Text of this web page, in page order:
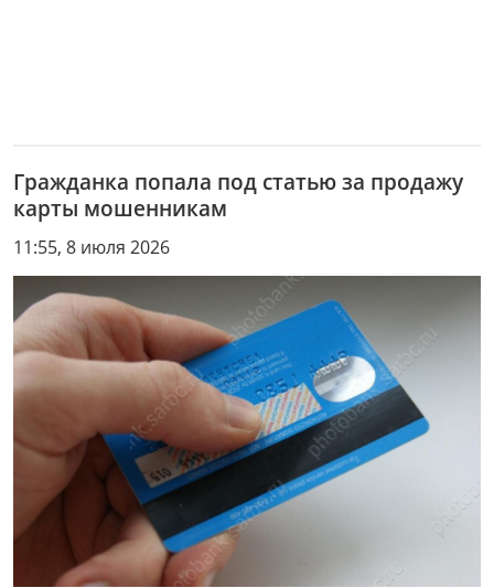
Гражданка попала под статью за продажу
карты мошенникам
11:55, 8 июля 2026